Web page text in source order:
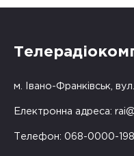
м. Івано-Франківськ,
Електронна адреса:
Телефон: 068-0000-198